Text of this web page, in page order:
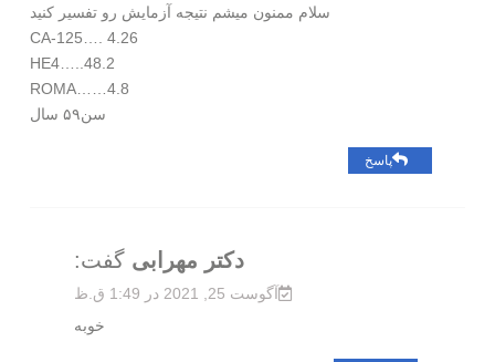
سلام ممنون میشم نتیجه آزمایش رو تفسیر کنید
CA-125…. 4.26
HE4…..48.2
ROMA……4.8
سن۵۹ سال
پاسخ
دکتر مهرابی گفت:
آگوست 25, 2021 در 1:49 ق.ظ
خوبه